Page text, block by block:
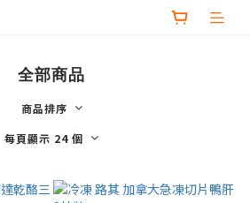
全部商品
商品排序
每頁顯示 24 個